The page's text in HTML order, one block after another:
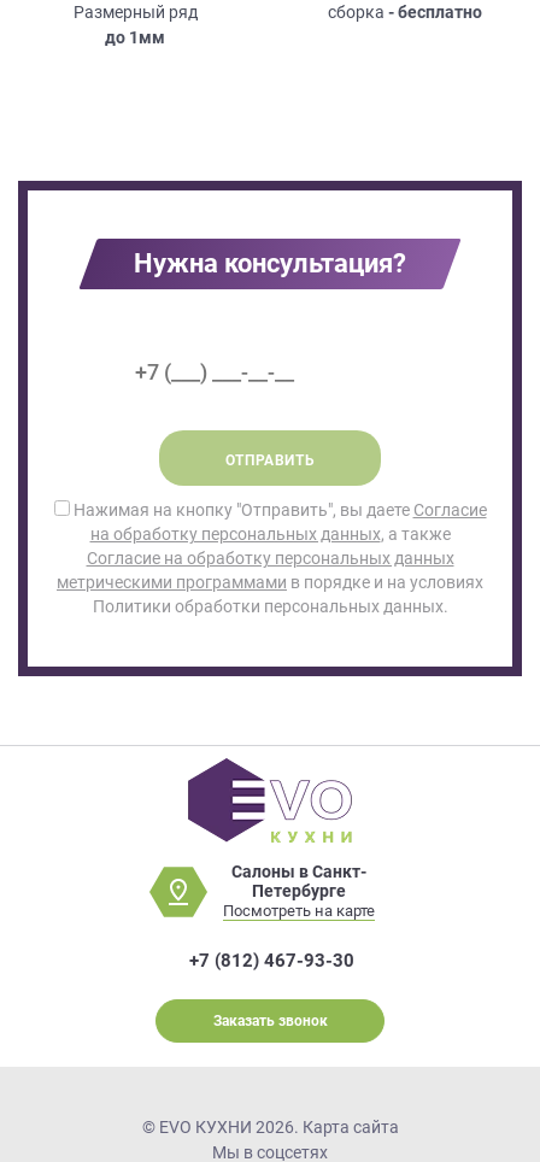
Размерный ряд
до 1мм
сборка - бесплатно
Нужна консультация?
ОТПРАВИТЬ
Нажимая на кнопку "Отправить", вы даете Согласие
на обработку персональных данных, а также
Согласие на обработку персональных данных
метрическими программами в порядке и на условиях
Политики обработки персональных данных.
Салоны в Санкт-
Петербурге
Посмотреть на карте
+7 (812) 467-93-30
Заказать звонок
© EVO КУХНИ 2026. Карта сайта
Мы в соцсетях